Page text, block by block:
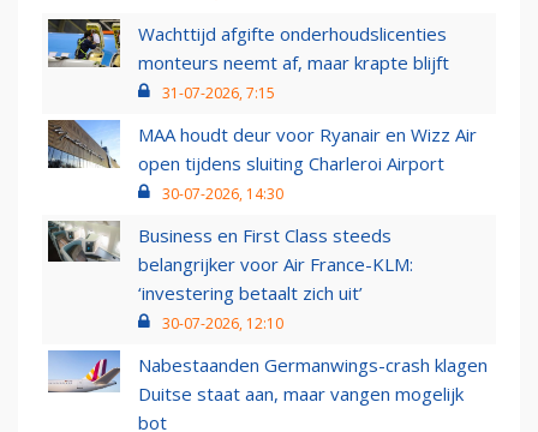
Wachttijd afgifte onderhoudslicenties
monteurs neemt af, maar krapte blijft
31-07-2026, 7:15
MAA houdt deur voor Ryanair en Wizz Air
open tijdens sluiting Charleroi Airport
30-07-2026, 14:30
Business en First Class steeds
belangrijker voor Air France-KLM:
‘investering betaalt zich uit’
30-07-2026, 12:10
Nabestaanden Germanwings-crash klagen
Duitse staat aan, maar vangen mogelijk
bot